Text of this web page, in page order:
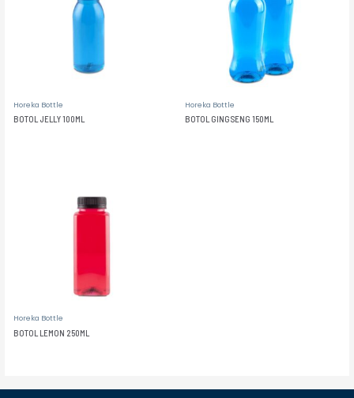
Horeka Bottle
BOTOL JELLY 100ML
Horeka Bottle
BOTOL GINGSENG 150ML
Horeka Bottle
BOTOL LEMON 250ML